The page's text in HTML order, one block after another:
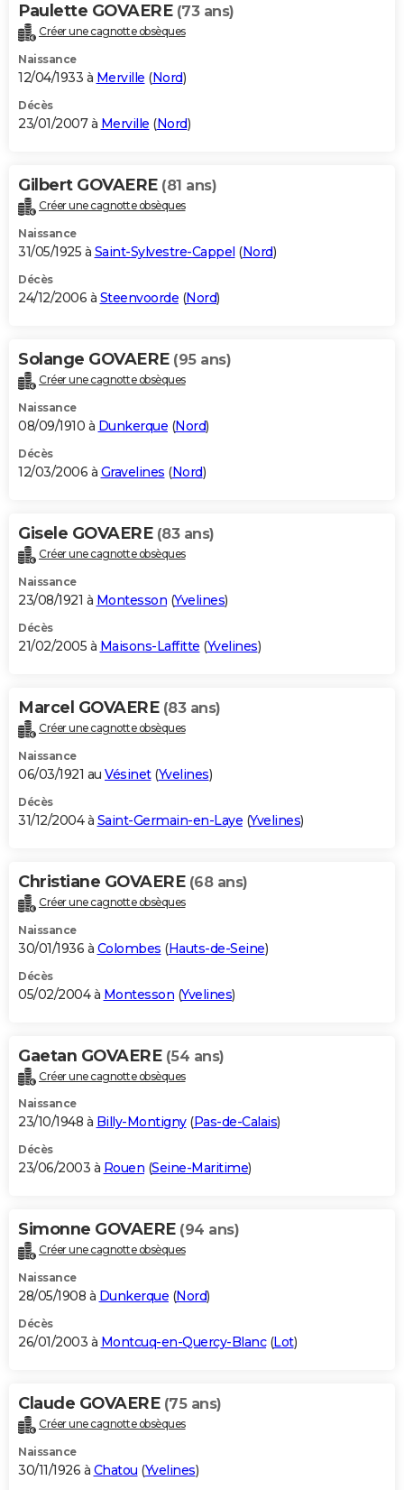
Paulette GOVAERE (73 ans)
Créer une cagnotte obsèques
Naissance
12/04/1933 à Merville (Nord)
Décès
23/01/2007 à Merville (Nord)
Gilbert GOVAERE (81 ans)
Créer une cagnotte obsèques
Naissance
31/05/1925 à Saint-Sylvestre-Cappel (Nord)
Décès
24/12/2006 à Steenvoorde (Nord)
Solange GOVAERE (95 ans)
Créer une cagnotte obsèques
Naissance
08/09/1910 à Dunkerque (Nord)
Décès
12/03/2006 à Gravelines (Nord)
Gisele GOVAERE (83 ans)
Créer une cagnotte obsèques
Naissance
23/08/1921 à Montesson (Yvelines)
Décès
21/02/2005 à Maisons-Laffitte (Yvelines)
Marcel GOVAERE (83 ans)
Créer une cagnotte obsèques
Naissance
06/03/1921 au Vésinet(Yvelines)
Décès
31/12/2004 à Saint-Germain-en-Laye (Yvelines)
Christiane GOVAERE (68 ans)
Créer une cagnotte obsèques
Naissance
30/01/1936 à Colombes (Hauts-de-Seine)
Décès
05/02/2004 à Montesson (Yvelines)
Gaetan GOVAERE (54 ans)
Créer une cagnotte obsèques
Naissance
23/10/1948 à Billy-Montigny(Pas-de-Calais)
Décès
23/06/2003 à Rouen (Seine-Maritime)
Simonne GOVAERE (94 ans)
Créer une cagnotte obsèques
Naissance
28/05/1908 à Dunkerque (Nord)
Décès
26/01/2003 à Montcuq-en-Quercy-Blanc(Lot)
Claude GOVAERE (75 ans)
Créer une cagnotte obsèques
Naissance
30/11/1926 à Chatou (Yvelines)